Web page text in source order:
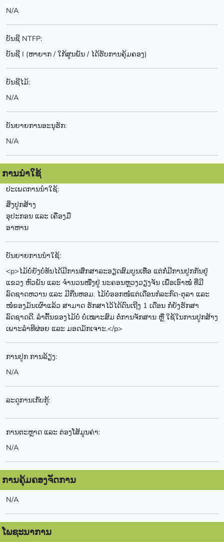
N/A
ບັນຊີ NTFP:
ບັນຊີ I (ຫາຍາກ / ໃກ້ສູນພັນ / ໄດ້ຮັບການຄຸ້ມຄອງ)
ບັນຊີໄມ້:
N/A
ບັນຍາຍການອະນຸຮັກ:
N/A
ການນຳໃຊ້
ປະເພດການນຳໃຊ້:
ສິ່ງປູກສ້າງ
ອຸປະກອນ ແລະ ເຄື່ອງມື
ອາຫານ
ບັນຍາຍການນຳໃຊ້:
<p>ໄມ້ບໍ່ຍັງບໍ່ທັນໄດ້ມີການສຶກສາລະອຽດສົມບູນເທື່ອ ແຕ່ກໍ່ມີການປູກກັນຢູ່
ແຂວງ ຫົວພັນ ແລະ ຈຳນວນໜື່ງຢູ່ ນະຄອນຫຼວງວຽງຈັນ ເພື່ອເອົາໜໍ່ ທີ່ມີ
ລົດຊາດຫວານ ແລະ ມີກີ່ນຫອມ. ໄມ້ບໍ່ອອກໜໍ່ແຕ່ເດືອນກໍລະກົດ-ຕຸລາ ແລະ
ໜໍ່ຂອງມັນເຜົາແລ້ວ ສາມາດ ຮັກສາໄວ້ໄດ້ດົນເຖີງ 1 ເດືອນ ກໍ່ຍັງຮັກສາ
ລົດຊາດດີ. ລຳຕົ້ນຂອງໄມ້ບໍ່ ບໍ່ເໝາະສົມ ຕໍ່ການຈັກສານ ຫຼື ໃຊ້ໃນການປູກສ້າງ
ເພາະລຳທີຜ່ອຍ ແລະ ມອດມັກເຈາະ.</p>
ການປູກ ການລ້ຽງ:
N/A
ລະດູການເກັບກູ້:
ການຕະຫຼາດ ແລະ ຕ່ອງໂສ້ມູນຄ່າ:
N/A
ການຄຸ້ມຄອງຈັດການ
N/A
ໂພຊະນາການ